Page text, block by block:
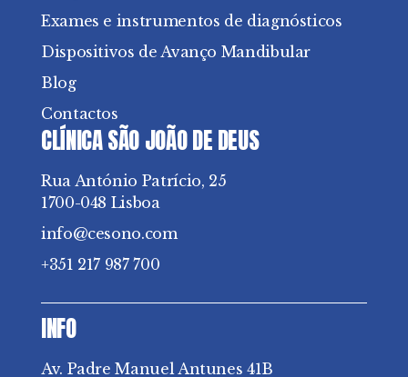
Exames e instrumentos de diagnósticos
Dispositivos de Avanço Mandibular
Blog
Contactos
CLÍNICA SÃO JOÃO DE DEUS
Rua António Patrício, 25
1700-048 Lisboa
info@cesono.com
+351 217 987 700
INFO
Av. Padre Manuel Antunes 41B